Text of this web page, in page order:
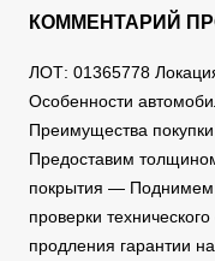
КОММЕНТАРИЙ
ЛОТ: 01365778
Особенности
Преимущества
Предоставим
покрытия — Поднимем
проверки
продления гарантии